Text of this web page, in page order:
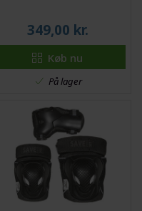
349,00 kr.
Køb nu
På lager